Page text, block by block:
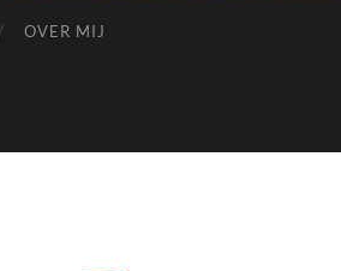
OVER MIJ